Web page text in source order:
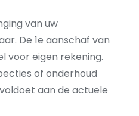
van uw
De 1e aanschaf van
voor eigen rekening.
of onderhoud
aan de actuele